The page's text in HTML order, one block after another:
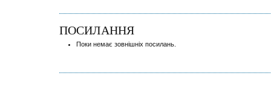
ПОСИЛАННЯ
Поки немає зовнішніх посилань.